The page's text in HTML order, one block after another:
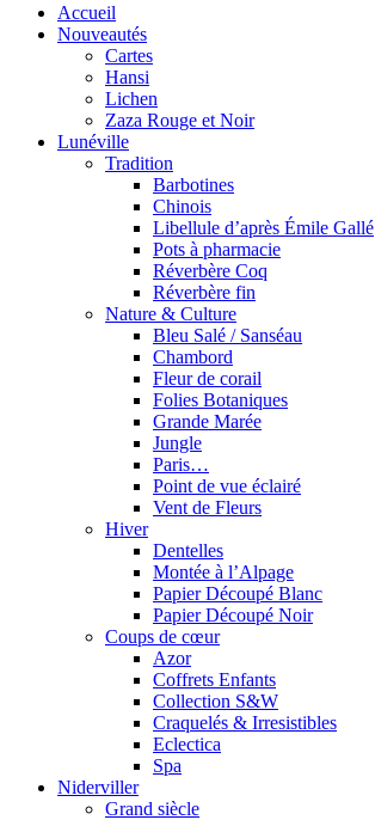
Accueil
Nouveautés
Cartes
Hansi
Lichen
Zaza Rouge et Noir
Lunéville
Tradition
Barbotines
Chinois
Libellule d’après Émile Gallé
Pots à pharmacie
Réverbère Coq
Réverbère fin
Nature & Culture
Bleu Salé / Sanséau
Chambord
Fleur de corail
Folies Botaniques
Grande Marée
Jungle
Paris…
Point de vue éclairé
Vent de Fleurs
Hiver
Dentelles
Montée à l’Alpage
Papier Découpé Blanc
Papier Découpé Noir
Coups de cœur
Azor
Coffrets Enfants
Collection S&W
Craquelés & Irresistibles
Eclectica
Spa
Niderviller
Grand siècle